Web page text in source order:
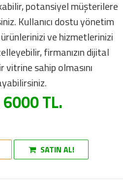
potansiyel müşterilere
Kullanıcı dostu yönetim
ve hizmetlerinizi
firmanızın dijital
vitrine sahip olmasını
6000 TL.
SATIN AL!